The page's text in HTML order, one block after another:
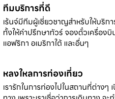
ทีมบริการที่ดี
เร้นจ์มีทีมผู้เชี่ยวชาญสำหรับให้บริก
ทั้งให้คำปรึกษาทัวร์ จองตั๋วเครื่องบิ
แอฟริกา อเมริกาใต้ และอื่นๆ
หลงใหลการท่องเที่ยว
เรารักในการท่องไปในสถานที่ต่างๆ